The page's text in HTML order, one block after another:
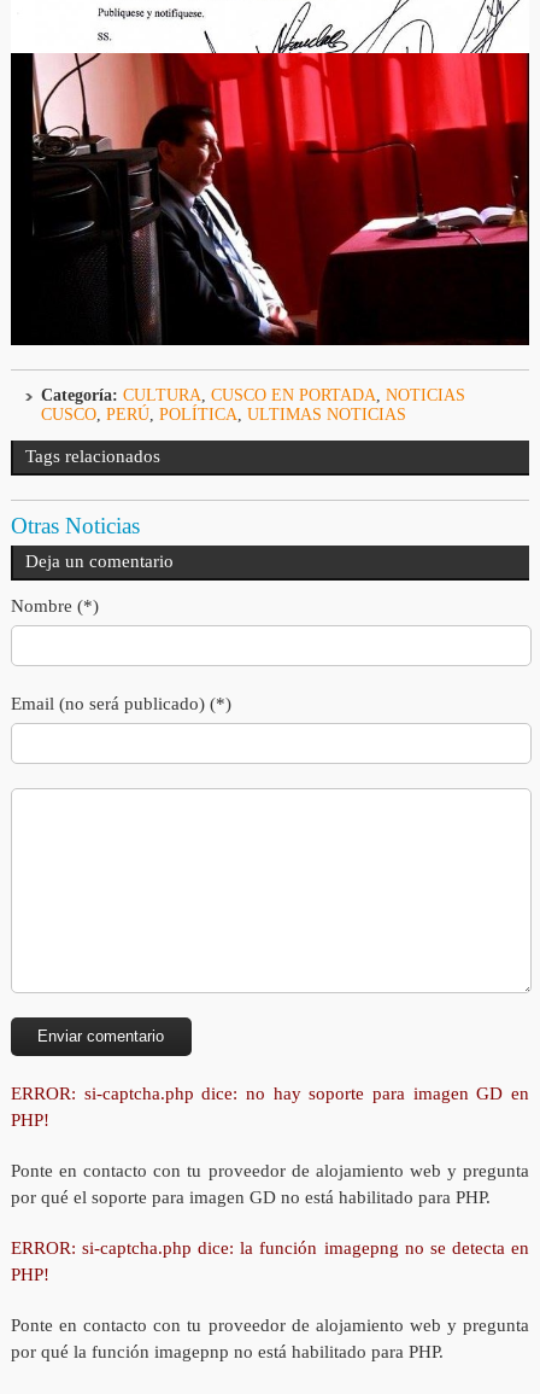
Categoría: CULTURA CUSCO EN PORTADA NOTICIAS
CUSCO, PERÚ, POLÍTICA ULTIMAS NOTICIAS
Tags relacionados
Otras Noticias
Deja un comentario
Nombre (*)
Email (no será publicado) (*)
ERROR: si-captcha.php dice: no hay soporte para imagen GD en
PHP!
Ponte en contacto con tu proveedor de alojamiento web y pregunta
por qué el soporte para imagen GD no está habilitado para PHP.
ERROR: si-captcha.php dice: la función imagepng no se detecta en
PHP!
Ponte en contacto con tu proveedor de alojamiento web y pregunta
por qué la función imagepnp no está habilitado para PHP.